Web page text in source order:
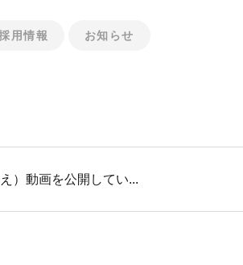
用情報 お知らせ
）動画を公開してい...